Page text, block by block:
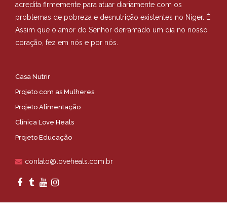
acredita firmemente para atuar diariamente com os
problemas de pobreza e desnutrição existentes no Níger. É
Assim que o amor do Senhor derramado um dia no nosso
coração, fez em nós e por nós.
Casa Nutrir
Projeto com as Mulheres
Projeto Alimentação
Clínica Love Heals
Projeto Educação
contato@loveheals.com.br